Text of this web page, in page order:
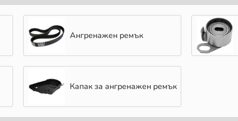
Ангренажен ремък
Капак за ангренажен ремък